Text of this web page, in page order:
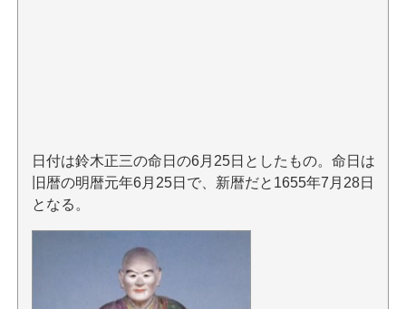
日付は鈴木正三の命日の6月25日としたもの。命日は
旧暦の明暦元年6月25日で、新暦だと1655年7月28日
となる。